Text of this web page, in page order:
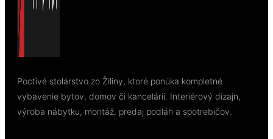
Poctivé stolárstvo zo Žiliny, ktoré ponúka kompletné
vybavenie bytov, domov či kancelárií. Interiérový dizajn,
výroba nábytku, montáž, predaj podláh a spotrebičov.